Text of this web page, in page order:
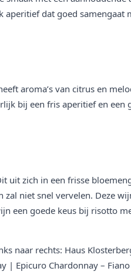
dat goed samengaat
aroma’s van citrus en
bij een fris aperitief en een
uit zich in een frisse
niet snel vervelen. Deze
een goede keus bij risotto
naar rechts: Haus
| Epicuro Chardonnay –